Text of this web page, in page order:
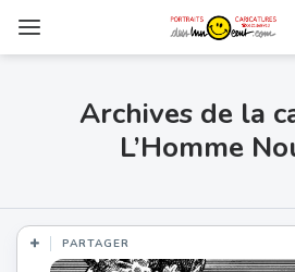
Archives de la
L’Homme
PARTAGER